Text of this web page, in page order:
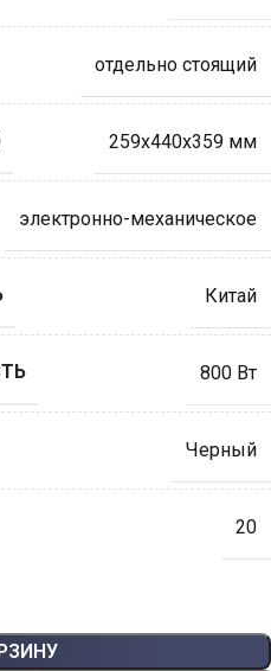
отдельно стоящий
259x440x359 мм
электронно-механическое
Китай
800 Вт
Черный
20